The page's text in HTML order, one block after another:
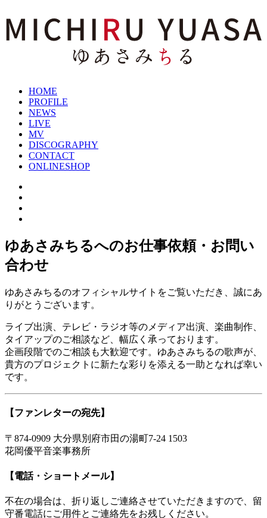
HOME
PROFILE
NEWS
LIVE
MV
DISCOGRAPHY
CONTACT
ONLINESHOP
ゆあさみちるへのお仕事依頼・お問い
合わせ
ゆあさみちるのオフィシャルサイトをご覧いただき、誠にあ
りがとうございます。
ライブ出演、テレビ・ラジオ等のメディア出演、楽曲制作、
タイアップのご相談など、幅広く承っております。
企画段階でのご相談も大歓迎です。ゆあさみちるの歌声が、
貴方のプロジェクトに新たな彩りを添える一助となれば幸い
です。
【ファンレターの宛先】
〒874-0909 大分県別府市田の湯町7-24 1503
花岡優平音楽事務所
【電話・ショートメール】
不在の場合は、折り返しご連絡させていただきますので、留
守番電話にご用件とご連絡先をお残しください。